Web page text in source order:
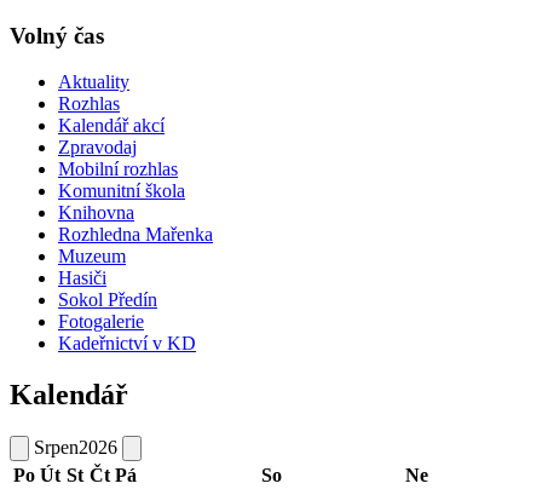
Volný čas
Aktuality
Rozhlas
Kalendář akcí
Zpravodaj
Mobilní rozhlas
Komunitní škola
Knihovna
Rozhledna Mařenka
Muzeum
Hasiči
Sokol Předín
Fotogalerie
Kadeřnictví v KD
Kalendář
Srpen2026
Po Út St Čt Pá So
Ne